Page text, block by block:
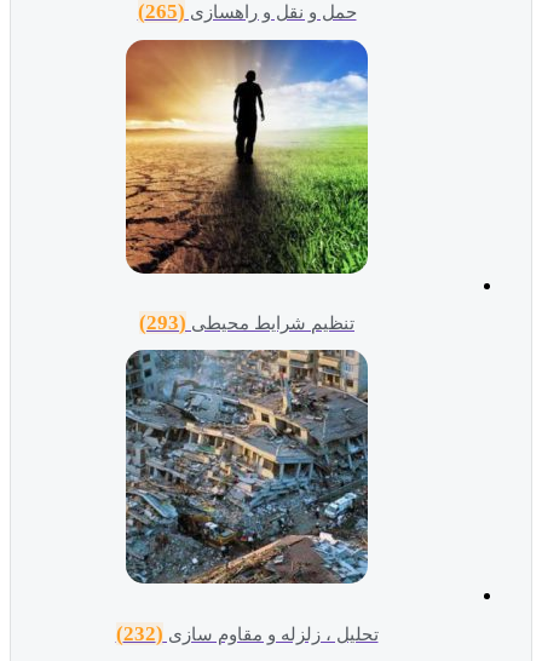
حمل و نقل و راهسازی (265)
تنظیم شرایط محیطی (293)
تحلیل ، زلزله و مقاوم سازی (232)